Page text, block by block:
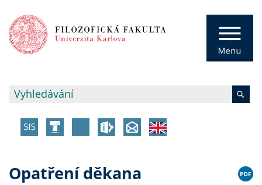
Opatření děkana